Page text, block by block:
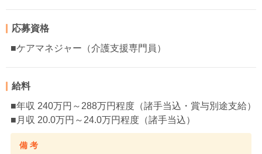
応募資格
■ケアマネジャー（介護支援専門員）
給料
■年収 240万円～288万円程度（諸手当込・賞与別途支給）
■月収 20.0万円～24.0万円程度（諸手当込）
備 考